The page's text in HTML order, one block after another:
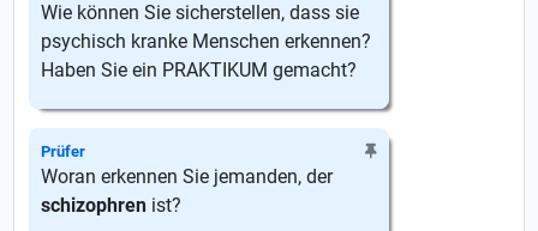
Wie können Sie sicherstellen, dass sie
psychisch kranke Menschen erkennen?
Haben Sie ein PRAKTIKUM gemacht?
Prüfer
Woran erkennen Sie jemanden, der
schizophren ist?